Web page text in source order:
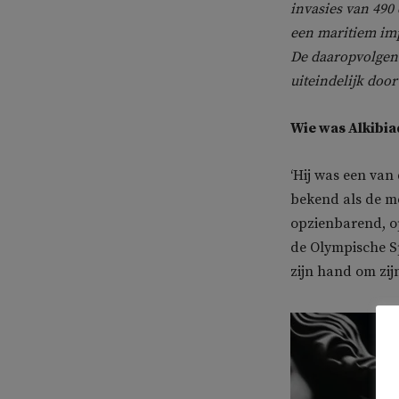
invasies van
een maritiem
De
uiteindelijk door
Wie was
‘Hij was een
bekend als de
opzienbarend,
de Olympische
zijn hand om